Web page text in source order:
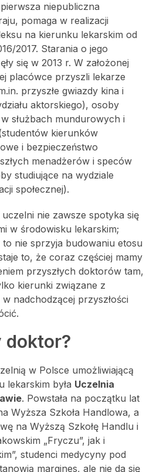
niepubliczna
pomaga w realizacji
na kierunku lekarskim od
2017. Starania o jego
się w 2013 r. W założonej
placówce przyszli lekarze
przyszłe gwiazdy kina i
aktorskiego), osoby
służbach mundurowych i
kierunków
i bezpieczeństwo
menadżerów i speców
studiujące na wydziale
społecznej).
nie zawsze spotyka się
w środowisku lekarskim;
to nie sprzyja budowaniu etosu
to, że coraz częściej mamy
przyszłych doktorów tam,
kierunki związane z
nadchodzącej przyszłości
doktor?
w Polsce umożliwiającą
lekarskim była Uczelnia
. Powstała na początku lat
Wyższa Szkoła Handlowa, a
na Wyższą Szkołę Handlu i
„Fryczu”, jak i
studenci medycyny pod
margines, ale nie da się